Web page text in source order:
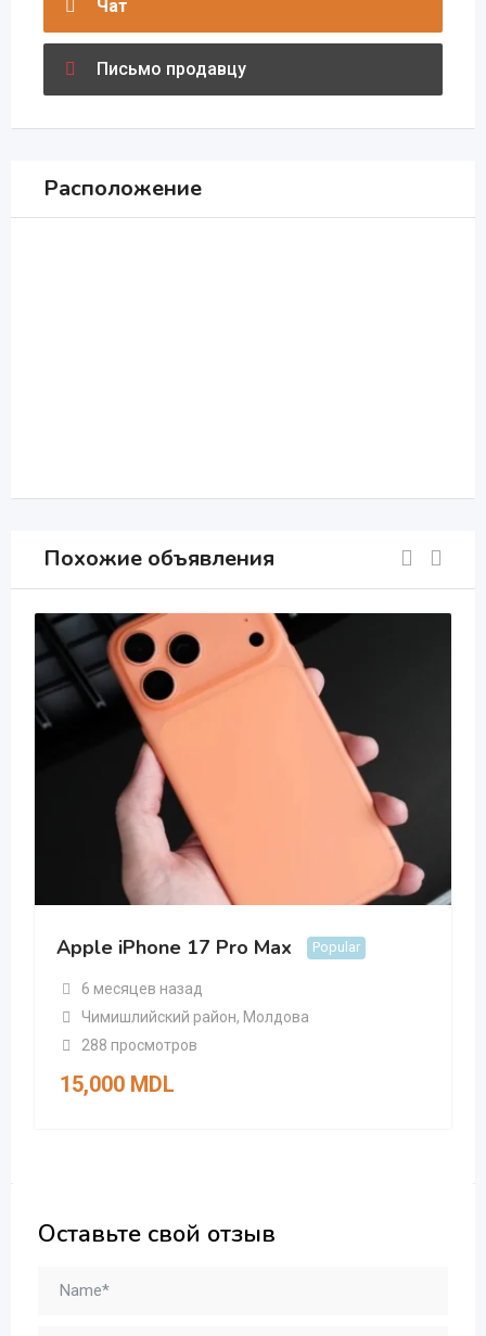
Чат
Письмо продавцу
Расположение
Похожие объявления
Apple iPhone 17 Pro Max Popular
6 месяцев назад
Чимишлийский район, Молдова
288 просмотров
15,000 MDL
Оставьте свой отзыв